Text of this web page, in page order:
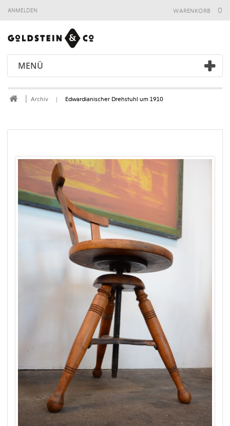
anmelden
MENÜ
warenkorb 0
Archiv Edwardianischer Drehstuhl um 1910